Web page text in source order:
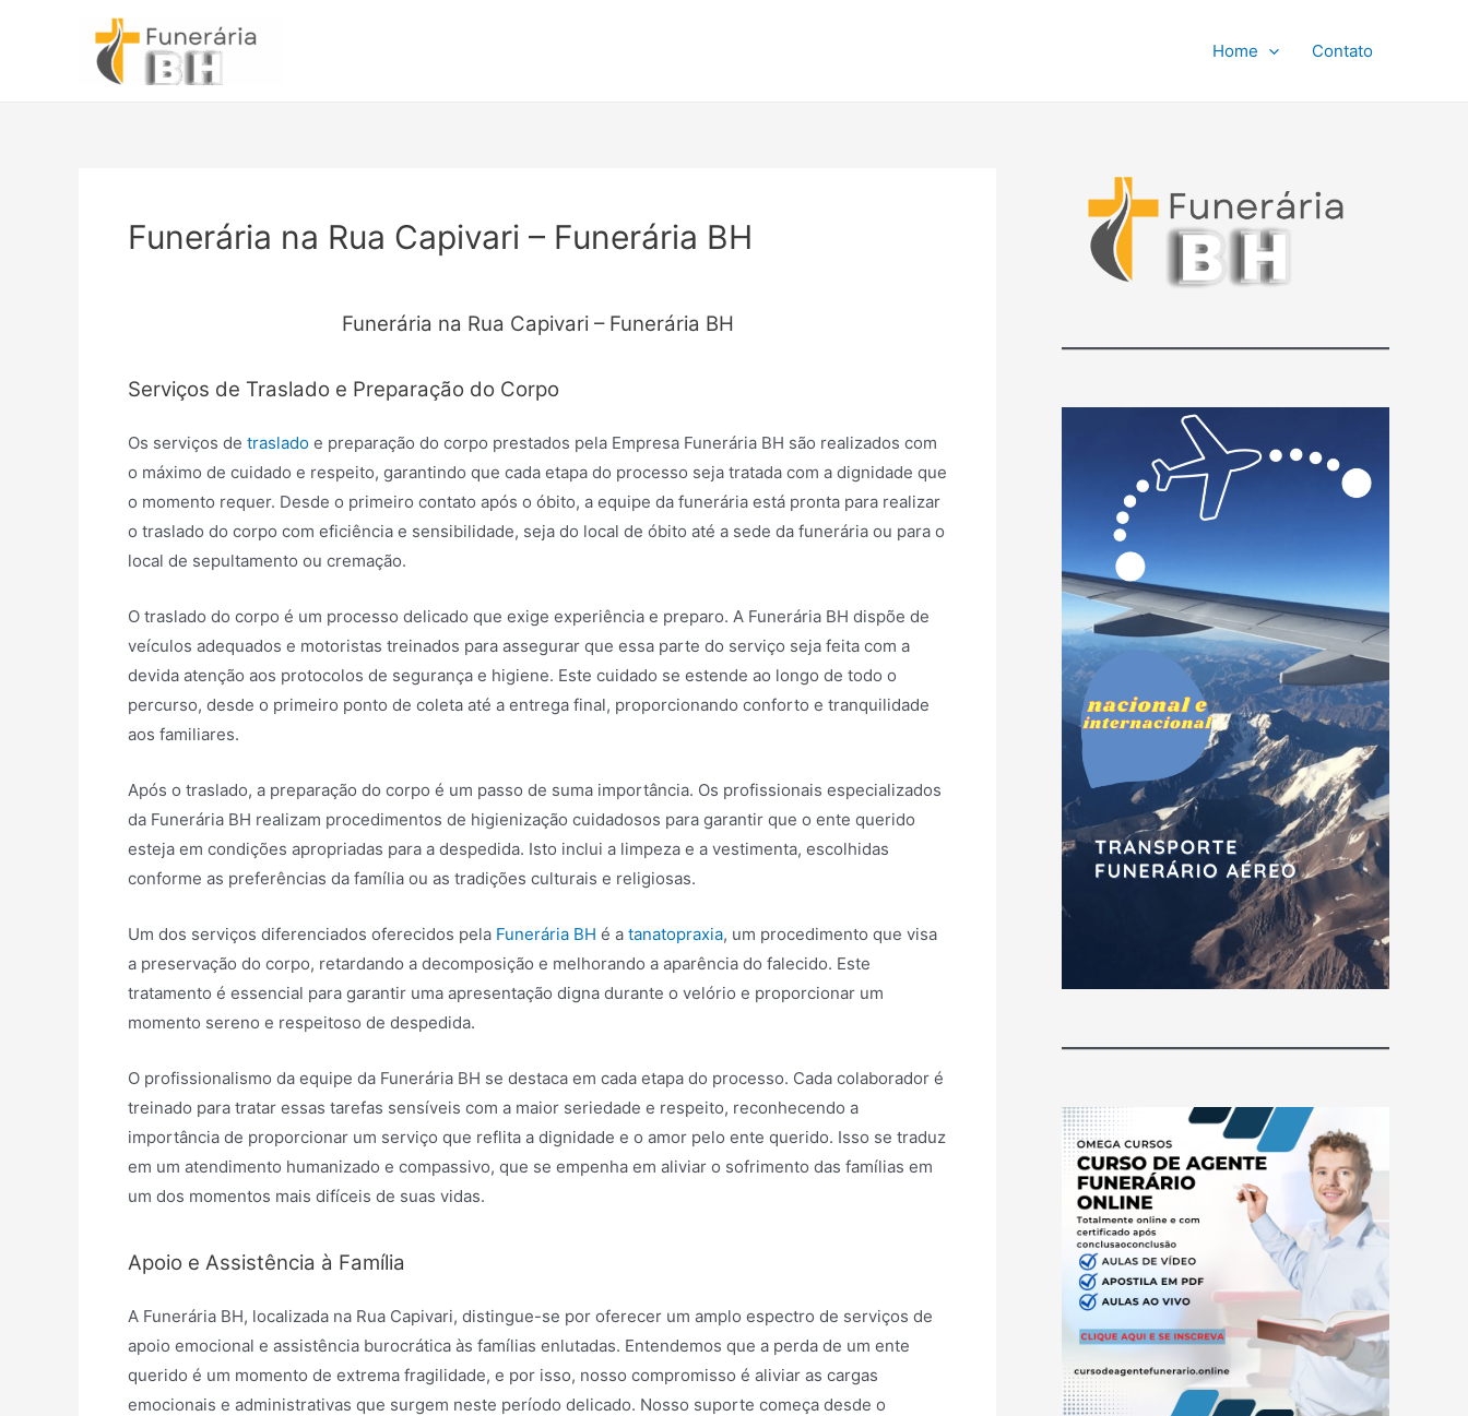
Home Contato
Funerária na Rua Capivari – Funerária BH
Funerária na Rua Capivari – Funerária BH
Serviços de Traslado e Preparação do Corpo
Os serviços de traslado e preparação do corpo prestados pela Empresa Funerária BH são realizados com
o máximo de cuidado e respeito, garantindo que cada etapa do processo seja tratada com a dignidade que
o momento requer. Desde o primeiro contato após o óbito, a equipe da funerária está pronta para realizar
o traslado do corpo com eficiência e sensibilidade, seja do local de óbito até a sede da funerária ou para o
local de sepultamento ou cremação.
O traslado do corpo é um processo delicado que exige experiência e preparo. A Funerária BH dispõe de
veículos adequados e motoristas treinados para assegurar que essa parte do serviço seja feita com a
devida atenção aos protocolos de segurança e higiene. Este cuidado se estende ao longo de todo o
percurso, desde o primeiro ponto de coleta até a entrega final, proporcionando conforto e tranquilidade
aos familiares.
Após o traslado, a preparação do corpo é um passo de suma importância. Os profissionais especializados
da Funerária BH realizam procedimentos de higienização cuidadosos para garantir que o ente querido
esteja em condições apropriadas para a despedida. Isto inclui a limpeza e a vestimenta, escolhidas
conforme as preferências da família ou as tradições culturais e religiosas.
Um dos serviços diferenciados oferecidos pela Funerária BH é a tanatopraxia, um procedimento que visa
a preservação do corpo, retardando a decomposição e melhorando a aparência do falecido. Este
tratamento é essencial para garantir uma apresentação digna durante o velório e proporcionar um
momento sereno e respeitoso de despedida.
O profissionalismo da equipe da Funerária BH se destaca em cada etapa do processo. Cada colaborador é
treinado para tratar essas tarefas sensíveis com a maior seriedade e respeito, reconhecendo a
importância de proporcionar um serviço que reflita a dignidade e o amor pelo ente querido. Isso se traduz
em um atendimento humanizado e compassivo, que se empenha em aliviar o sofrimento das famílias em
um dos momentos mais difíceis de suas vidas.
Apoio e Assistência à Família
A Funerária BH, localizada na Rua Capivari, distingue-se por oferecer um amplo espectro de serviços de
apoio emocional e assistência burocrática às famílias enlutadas. Entendemos que a perda de um ente
querido é um momento de extrema fragilidade, e por isso, nosso compromisso é aliviar as cargas
emocionais e administrativas que surgem neste período delicado. Nosso suporte começa desde o